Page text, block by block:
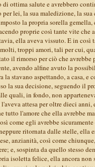
di ottima salute e avrebbero
per lei, la sua maledizione, la
la propria sorella
proprie così tante vite
ella aveva vissuto. E in
troppi amori, tali per cui,
il rimorso per ciò che avrebbe
avendo alfine avuto la
la stavano aspettando, a casa,
la sua decisione, seguendo il
quali, in fondo, non
attesa per oltre dieci anni,
tutto l'amore che ella avrebbe
come egli avrebbe
ritornata dalle stelle, ella
anzianità, così come
e, sospinta da quello stesso
isoletta felice, ella ancora